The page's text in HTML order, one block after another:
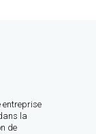
entreprise
la
de